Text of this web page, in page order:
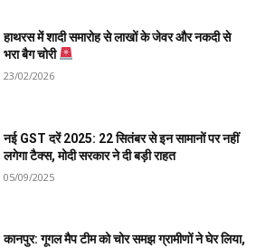
हाथरस में शादी समारोह से लाखों के जेवर और नकदी से
भरा बैग चोरी
23/02/2026
नई GST दरें 2025: 22 सितंबर से इन सामानों पर नहीं
लगेगा टैक्स, मोदी सरकार ने दी बड़ी राहत
05/09/2025
कानपुर: गूगल मैप टीम को चोर समझ ग्रामीणों ने घेर लिया,